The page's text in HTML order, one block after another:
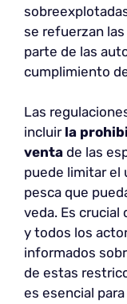
se refuerzan
parte de las
cumplimiento
Las
incluir la
venta de las
puede limitar el
pesca que
veda. Es crucial
y todos los
informados
de estas
es esencial